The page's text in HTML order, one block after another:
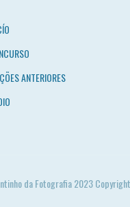
ANTERIORES
da Fotografia 2023